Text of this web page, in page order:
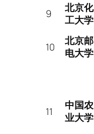
9
北京化
工大学
10
北京邮
电大学
11
中国农
业大学